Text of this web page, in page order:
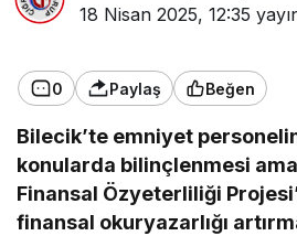
18 Nisan 2025, 12:35
0 Paylaş Beğen
Bilecik’te emniyet
konularda bilinçlenmesi
Finansal Özyeterliliği
finansal okuryazarlığı